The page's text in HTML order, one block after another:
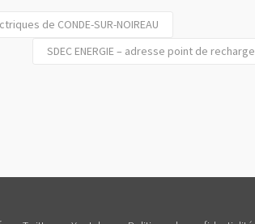
de CONDE-SUR-NOIREAU
SDEC ENERGIE – adresse point de